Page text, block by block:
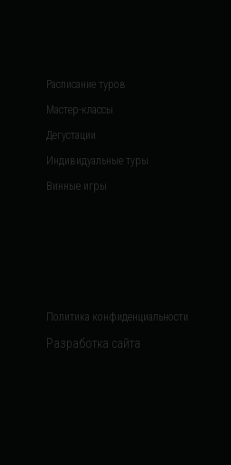
Расписание туров
Мастер-классы
Дегустации
Индивидуальные туры
Винные игры
Политика конфиденциальности
Разработка сайта